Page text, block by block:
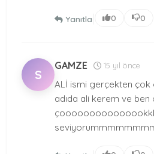
Yanıtla 0 0
S
GAMZE 15 yıl önce
ALİ ismi gerçekten çok
adıda ali kerem ve ben